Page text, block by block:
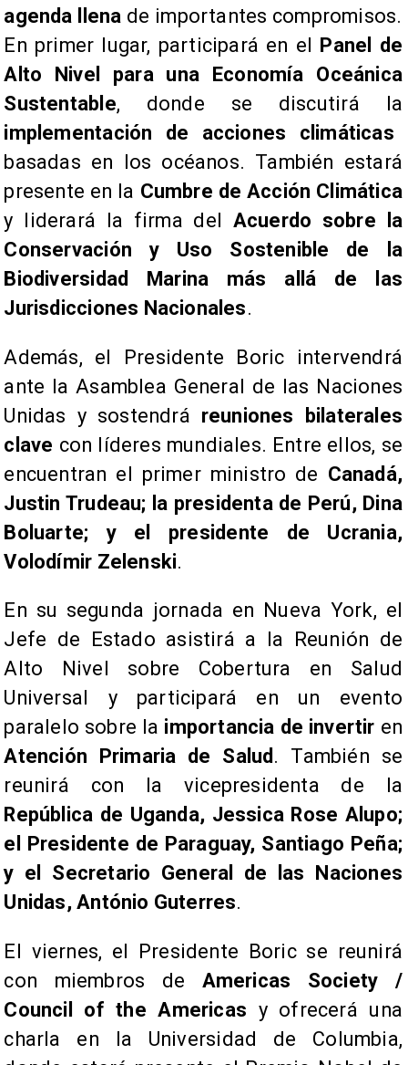
agenda llena de importantes compromisos.
En primer lugar, participará en el Panel de
Alto Nivel para una Economía Oceánica
Sustentable, donde se discutirá la
implementación de acciones climáticas
basadas en los océanos. También estará
presente en la Cumbre de Acción Climática
y liderará la firma del Acuerdo sobre la
Conservación y Uso Sostenible de la
Biodiversidad Marina
más allá de las
Jurisdicciones Nacionales.
Además, el Presidente Boric intervendrá
ante la Asamblea General de las Naciones
Unidas y sostendrá reuniones bilaterales
clave con líderes mundiales. Entre ellos, se
encuentran el primer ministro de Canadá,
Justin Trudeau; la presidenta de Perú, Dina
Boluarte; y el presidente de Ucrania,
Volodímir Zelenski.
En su segunda jornada en Nueva York, el
Jefe de Estado asistirá a la Reunión de
Alto Nivel sobre Cobertura en Salud
Universal y participará en un evento
paralelo sobre la importancia de invertir en
Atención Primaria de Salud . También se
reunirá con la vicepresidenta de la
República de Uganda, Jessica Rose Alupo;
el Presidente de Paraguay, Santiago Peña;
y el Secretario General de las Naciones
Unidas, António Guterres.
El viernes, el Presidente Boric se reunirá
con miembros de Americas Society /
Council of the Americas y ofrecerá una
charla en la Universidad de Columbia,